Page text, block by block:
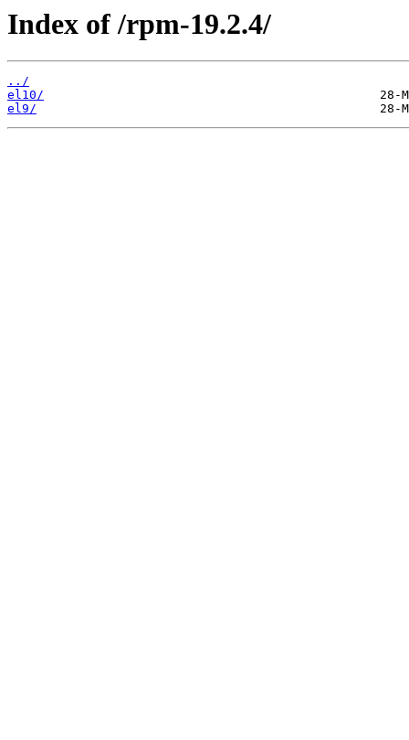
Index of /rpm-19.2.4/
../
el10/
el9/